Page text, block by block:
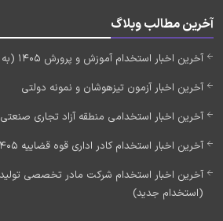
آخرین مطالب وبلاگ
آخرین اخبار استخدام آموزش و پرورش 1405 (به زودی)
آخرین اخبار آزمون تیزهوشان و نمونه دولتی
آخرین اخبار استخدامی منطقه آزاد تجاری صنعتی 1405
آخرین اخبار استخدام کادر اداری قوه قضاییه 1405 (به زودی)
(استخدام جدید)